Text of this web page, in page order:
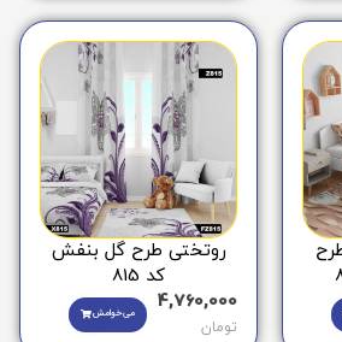
روتختی طرح گل بنفش
کد 815
4,760,000
تومان
می‌خوامش